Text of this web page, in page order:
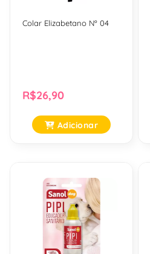
Colar Elizabetano Nº 04
R$26,90
Adicionar